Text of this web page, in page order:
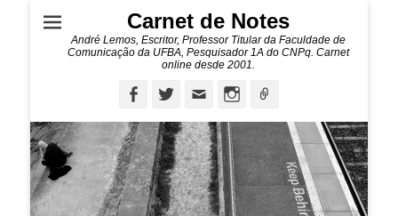
Carnet de Notes
André Lemos, Escritor, Professor Titular da Faculdade de
Comunicação da UFBA, Pesquisador 1A do CNPq. Carnet
online desde 2001.
FacebookTwitterEmail Instagram